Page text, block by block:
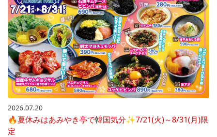
2026.07.20
🔥夏休みはあみやき亭で韓国気分✨7/21(火)～8/31(月)限
定